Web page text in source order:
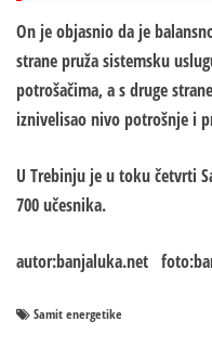
On je objasnio da je
strane pruža sistemsku
potrošačima, a s druge
iznivelisao nivo potrošnje i
U Trebinju je u toku četvrti
700 učesnika.
autor:banjaluka.net
Samit energetike